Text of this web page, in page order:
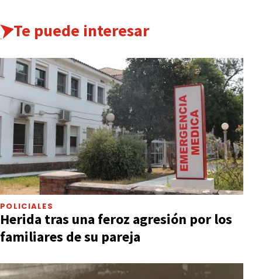
Te puede interesar
POLICIALES
Herida tras una feroz agresión por los
familiares de su pareja